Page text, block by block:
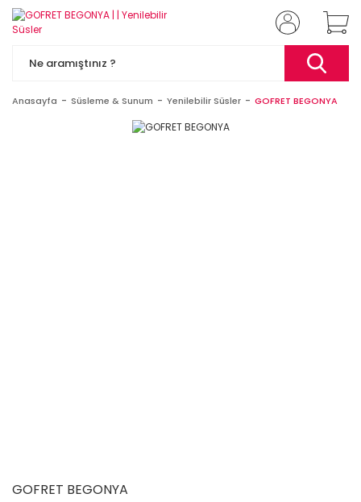
Anasayfa Süsleme & Sunum Yenilebilir Süsler GOFRET BEGONYA
GOFRET BEGONYA